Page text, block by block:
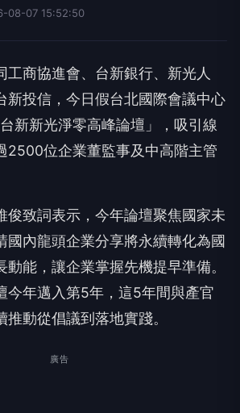
08-07 15:52:50
工商協進會、台新銀行、新光人
新投信，今日假台北國際會議中心
新新光淨零高峰論壇」，吸引線
2500位企業董監事及中高階主管
俊致詞表示，今年論壇聚焦國家未
國內龍頭企業分享將永續轉化為國
動能，讓企業掌握先機提早準備。
今年邁入第5年，這5年間與產官
動從倡議到落地實踐。
廣告